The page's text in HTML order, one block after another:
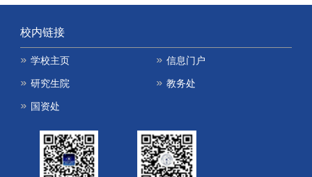
校内链接
学校主页 信息门户
研究生院 教务处
国资处